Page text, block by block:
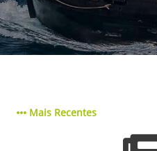
Mais Recentes